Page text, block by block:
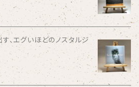
、エグいほどのノスタルジ